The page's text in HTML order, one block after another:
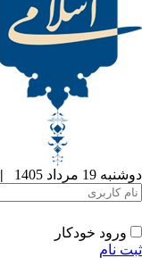
|
English